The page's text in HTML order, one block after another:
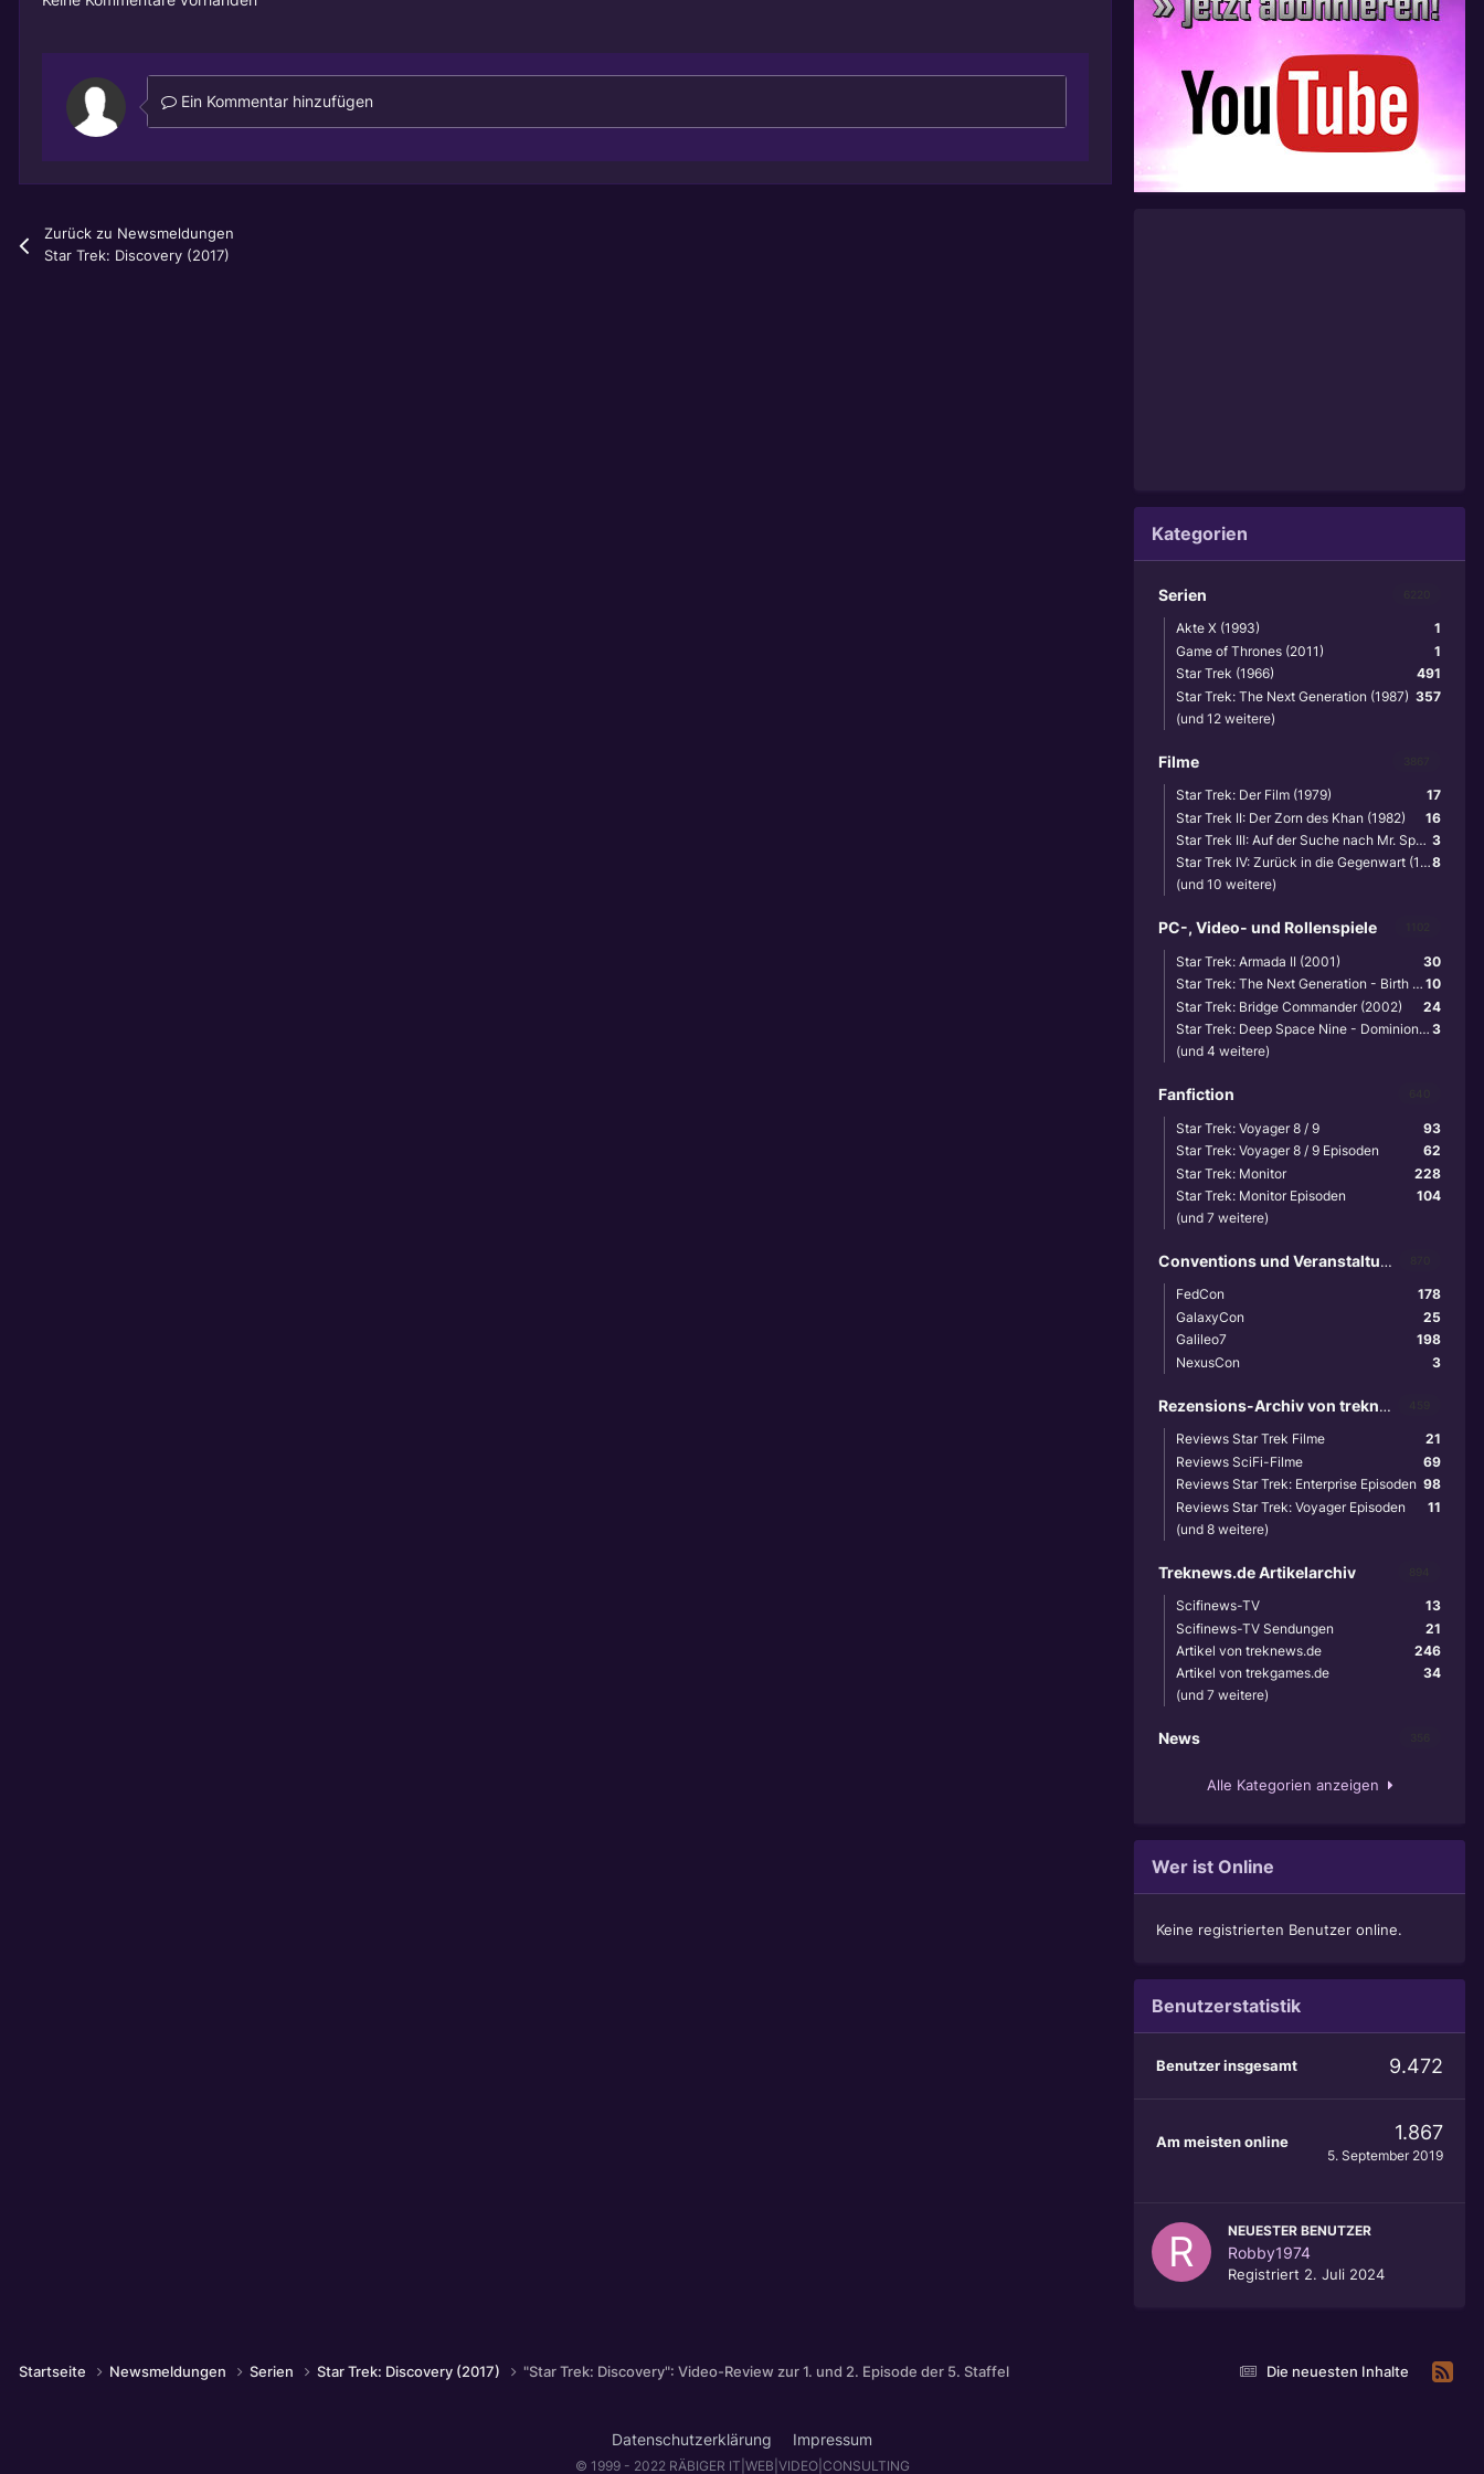
Ein Kommentar hinzufügen
Zurück zu Newsmeldungen
Star Trek: Discovery (2017)
Kategorien
Serien
1
Akte X (1993)
1
Game of Thrones (2011)
491
Star Trek (1966)
357
Star Trek: The Next Generation (1987)
(und 12 weitere)
Filme
17
Star Trek: Der Film (1979)
16
Star Trek II: Der Zorn des Khan (1982)
3
Star Trek III: Auf der Suche nach Mr. Spock (1984)
8
Star Trek IV: Zurück in die Gegenwart (1986)
(und 10 weitere)
PC-, Video- und Rollenspiele
30
Star Trek: Armada II (2001)
10
Star Trek: The Next Generation - Birth of the Federation (1999)
24
Star Trek: Bridge Commander (2002)
3
Star Trek: Deep Space Nine - Dominion Wars (2001)
(und 4 weitere)
Fanfiction
93
Star Trek: Voyager 8 / 9
62
Star Trek: Voyager 8 / 9 Episoden
228
Star Trek: Monitor
104
Star Trek: Monitor Episoden
(und 7 weitere)
Conventions und Veranstaltungen
178
FedCon
25
GalaxyCon
198
Galileo7
3
NexusCon
Rezensions-Archiv von treknews.de
21
Reviews Star Trek Filme
69
Reviews SciFi-Filme
98
Reviews Star Trek: Enterprise Episoden
11
Reviews Star Trek: Voyager Episoden
(und 8 weitere)
Treknews.de Artikelarchiv
13
Scifinews-TV
21
Scifinews-TV Sendungen
246
Artikel von treknews.de
34
Artikel von trekgames.de
(und 7 weitere)
News
Alle Kategorien anzeigen
Wer ist Online
Keine registrierten Benutzer online.
Benutzerstatistik
Benutzer insgesamt 9.472
Am meisten online 1.867
5. September 2019
NEUESTER BENUTZER
Robby1974
Registriert 2. Juli 2024
Die neuesten Inhalte
Startseite Newsmeldungen Serien Star Trek: Discovery (2017) "Star Trek: Discovery": Video-Review zur 1. und 2. Episode der 5. Staffel
Datenschutzerklärung Impressum
© 1999 - 2022 RÄBIGER IT|WEB|VIDEO|CONSULTING